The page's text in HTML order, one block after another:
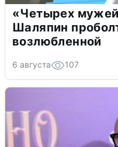
«Четырех
Шаляпин
возлюбленной
6 августа 107